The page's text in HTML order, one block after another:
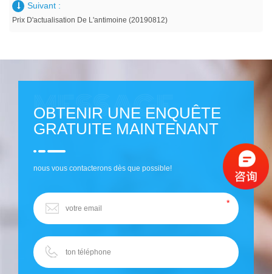
Suivant :
Prix D'actualisation De L'antimoine (20190812)
OBTENIR UNE ENQUÊTE
GRATUITE MAINTENANT
nous vous contacterons dès que possible!